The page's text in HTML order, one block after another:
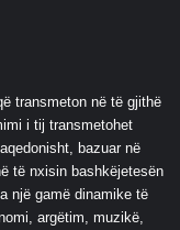
transmeton në të gjithë
i tij transmetohet
bazuar në
të nxisin bashkëjetesën
një gamë dinamike të
argëtim, muzikë,